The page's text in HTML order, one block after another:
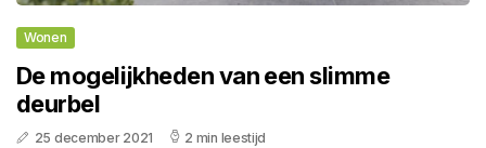
Wonen
De mogelijkheden van een slimme
deurbel
25 december 2021 2 min leestijd